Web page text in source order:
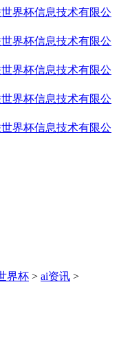
界杯 > ai资讯 >